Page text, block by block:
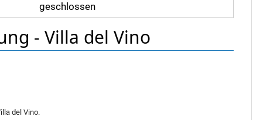
geschlossen
- Villa del Vino
del Vino.